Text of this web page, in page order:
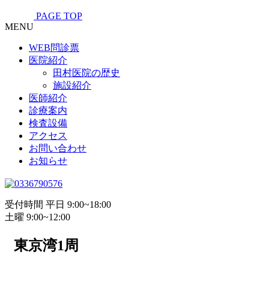
PAGE TOP
MENU
WEB問診票
医院紹介
田村医院の歴史
施設紹介
医師紹介
診療案内
検査設備
アクセス
お問い合わせ
お知らせ
受付時間 平日 9:00~18:00
土曜 9:00~12:00
東京湾1周